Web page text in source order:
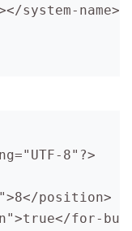
system-name>
8"?>
position>
for-